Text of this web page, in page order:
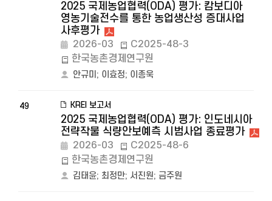
2025 국제농업협력(ODA) 평가: 캄보디아
영농기술전수를 통한 농업생산성 증대사업
사후평가
2026-03
C2025-48-3
한국농촌경제연구원
안규미 ; 이효정; 이종욱
49 KREI 보고서
2025 국제농업협력(ODA) 평가: 인도네시아
전략작물 식량안보예측 시범사업 종료평가
2026-03
C2025-48-6
한국농촌경제연구원
김태윤; 최정만; 서진원; 금주원